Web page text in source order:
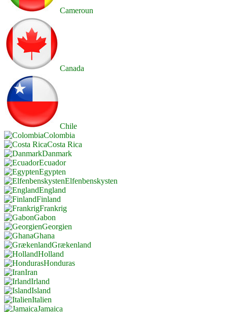
Cameroun
Canada
Chile
Colombia
Costa Rica
Danmark
Ecuador
Egypten
Elfenbenskysten
England
Finland
Frankrig
Gabon
Georgien
Ghana
Grækenland
Holland
Honduras
Iran
Irland
Island
Italien
Jamaica